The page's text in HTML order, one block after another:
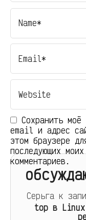
Сохранить моё
email и адрес
этом браузере
последующих моих
комментариев.
Серьгак
top в